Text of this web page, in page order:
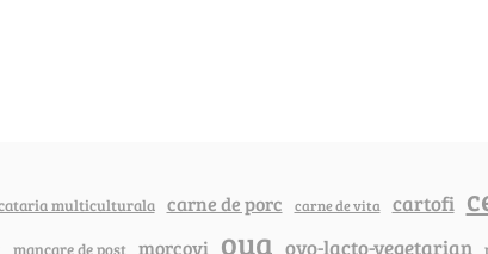
multiculturala carne de porc carne de vita cartofi
mancare de post morcovi oua ovo-lacto-vegetarian